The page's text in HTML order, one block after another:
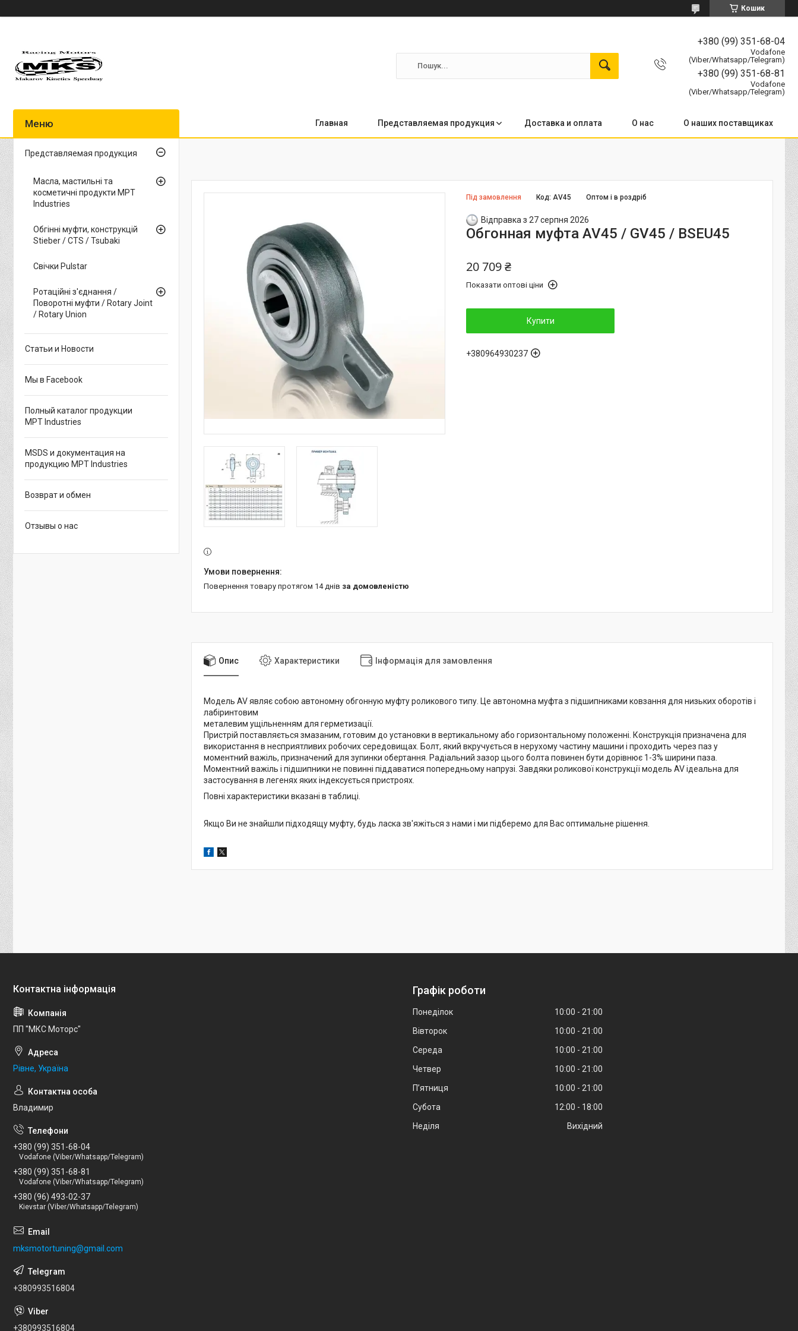
Кошик
+380 (99) 351-68-04
Vodafone
(Viber/Whatsapp/Telegram)
+380 (99) 351-68-81
Vodafone
(Viber/Whatsapp/Telegram)
Главная Представляемая продукция Доставка и оплата О нас О наших поставщиках
Під замовлення Оптом і в роздріб
Код: AV45
Відправка з 27 серпня 2026
Обгонная муфта AV45 / GV45 / BSEU45
20 709 ₴
Показати оптові ціни
Купити
+380964930237
повернення товару протягом 14 днів за домовленістю
Опис Характеристики Інформація для замовлення
Модель AV являє собою автономну обгонную муфту роликового типу. Це автономна муфта з підшипниками ковзання для низьких оборотів і
лабіринтовим
металевим ущільненням для герметизації.
Пристрій поставляється змазаним, готовим до установки в вертикальному або горизонтальному положенні. Конструкція призначена для
використання в несприятливих робочих середовищах. Болт, який вкручується в нерухому частину машини і проходить через паз у
моментний важіль, призначений для зупинки обертання. Радіальний зазор цього болта повинен бути дорівнює 1-3% ширини паза.
Моментний важіль і підшипники не повинні піддаватися попередньому напрузі. Завдяки роликової конструкції модель AV ідеальна для
застосування в легенях яких індексується пристроях.
Повні характеристики вказані в таблиці.
Якщо Ви не знайшли підходящу муфту, будь ласка зв'яжіться з нами і ми підберемо для Вас оптимальне рішення.
Представляемая продукция
Масла, мастильні та
косметичні продукти MPT
Industries
Обгінні муфти, конструкцій
Stieber / CTS / Tsubaki
Свічки Pulstar
Ротаційні з'єднання /
Поворотні муфти / Rotary Joint
/ Rotary Union
Статьи и Новости
Мы в Facebook
Полный каталог продукции
MPT Industries
MSDS и документация на
продукцию MPT Industries
Возврат и обмен
Отзывы о нас
ПП "МКС Моторс"
Рівне, Україна
Владимир
+380 (99) 351-68-04
Vodafone (Viber/Whatsapp/Telegram)
+380 (99) 351-68-81
Vodafone (Viber/Whatsapp/Telegram)
+380 (96) 493-02-37
Kievstar (Viber/Whatsapp/Telegram)
mksmotortuning@gmail.com
+380993516804
+380993516804
Графік роботи
Понеділок 10:00
21:00
Вівторок
10:00
21:00
Середа
10:00
21:00
Четвер
10:00
21:00
Пʼятниця
10:00
21:00
Субота
12:00
18:00
Неділя
Вихідний